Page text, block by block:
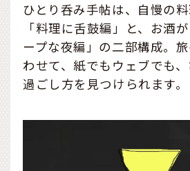
ひとり呑み手帖は、自慢の
「料理に舌鼓編」と、お酒
ープな夜編」の二部構成。
わせて、紙でもウェブでも
過ごし方を見つけられます。